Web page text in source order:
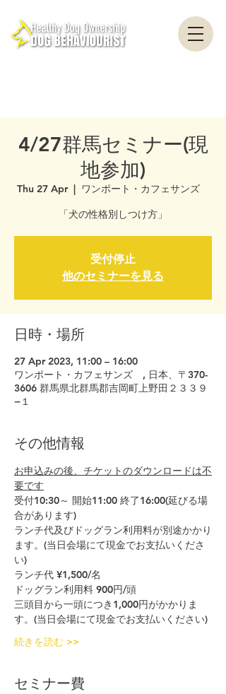
4/27群馬セミナー(現
地参加)
Thu 27 Apr
  |
ワンポート・カフェサンズ
「犬の性格別しつけ方」
受付停止
他のセミナーを見る
日時・場所
27 Apr 2023, 11:00 – 16:00
ワンポート・カフェサンズ , 日本、〒370-
3606 群馬県北群馬郡吉岡町上野田２３３９
−１
その他情報
お申込みの後、チケットのダウンロードは不
要です
受付10:30～ 開始11:00 終了16:00(延びる場
合があります)
ランチ代及びドッグラン利用料が別途かかり
ます。(当日会場にて現金でお支払いくださ
い)
ランチ代 ¥1,500/名
ドッグラン利用料 900円/頭​
三頭目から一頭につき1,000円がかかりま
す。(当日会場にて現金でお支払いください)
続きを読む >>
セミナー費